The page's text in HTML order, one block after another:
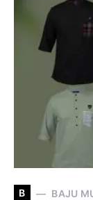
B BAJU